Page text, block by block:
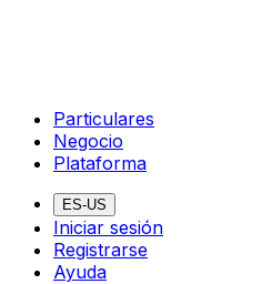
Particulares
Negocio
Plataforma
ES-US
Iniciar sesión
Registrarse
Ayuda